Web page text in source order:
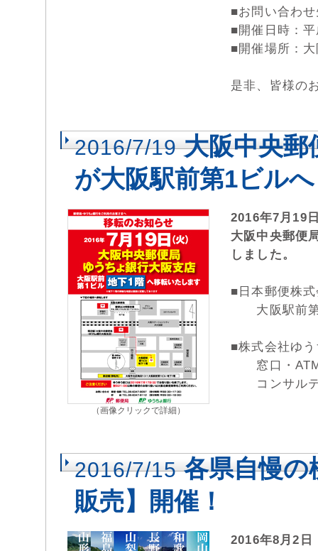
■お問い合わ
■開催日時：
■開催場所：
是非、皆様の
2016/7/19 大阪中央郵
が大阪駅前第1ビルへ
（画像クリックで詳細）
2016年7月19
大阪中央郵便
しました。
■日本郵便株
大阪駅前
■株式会社ゆ
窓口・
コンサルテ
2016/7/15 各県自慢
販売】開催！
2016年8月2